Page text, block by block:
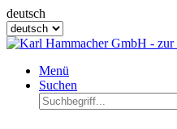
deutsch
Menü
Suchen